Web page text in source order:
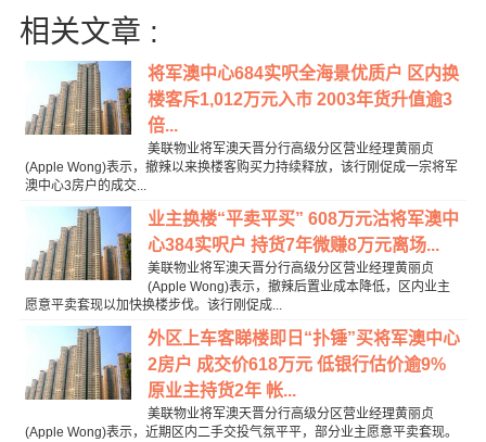
相关文章 :
将军澳中心684实呎全海景优质户 区内换
楼客斥1,012万元入市 2003年货升值逾3
倍...
美联物业将军澳天晋分行高级分区营业经理黄丽贞
(Apple Wong)表示，撤辣以来换楼客购买力持续释放，该行刚促成一宗将军
澳中心3房户的成交...
业主换楼“平卖平买” 608万元沽将军澳中
心384实呎户 持货7年微赚8万元离场...
美联物业将军澳天晋分行高级分区营业经理黄丽贞
(Apple Wong)表示，撤辣后置业成本降低，区内业主
愿意平卖套现以加快换楼步伐。该行刚促成...
外区上车客睇楼即日“扑锤”买将军澳中心
2房户 成交价618万元 低银行估价逾9%
原业主持货2年 帐...
美联物业将军澳天晋分行高级分区营业经理黄丽贞
(Apple Wong)表示，近期区内二手交投气氛平平，部分业主愿意平卖套现。